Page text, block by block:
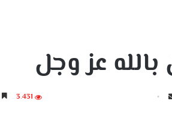
بالله عز وجل
أ
3٬431 4 دقائق